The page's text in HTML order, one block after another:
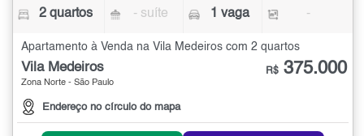
2 quartos - suíte 1 vaga -
Apartamento à Venda na Vila Medeiros com 2 quartos
Vila Medeiros
Zona Norte - São Paulo
Endereço no círculo do mapa
R$ 375.000